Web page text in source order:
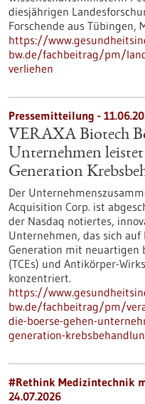
diesjährigen
Forschende aus Tübingen,
https://
bw.de/fachbeitrag/pm/
verliehen
Pressemitteilung -
VERAXA Biotech
Unternehmen
Generation
Der
Acquisition Corp. ist
der Nasdaq notiertes,
Unternehmen, das sich
Generation mit neuartigen
(TCEs) und Antikörper-
konzentriert.
https://
bw.de/fachbeitrag/pm/
die-boerse-gehen-
generation-
#Rethink Medizintechnik
24.07.2026